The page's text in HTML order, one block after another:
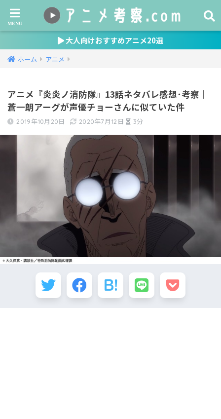
大人向けおすすめアニメ20選
ホーム アニメ
アニメ『炎炎ノ消防隊』13話ネタバレ感想･考察｜
蒼一朗アーグが声優チョーさんに似ていた件
2019年10月20日 2020年7月12日 3分